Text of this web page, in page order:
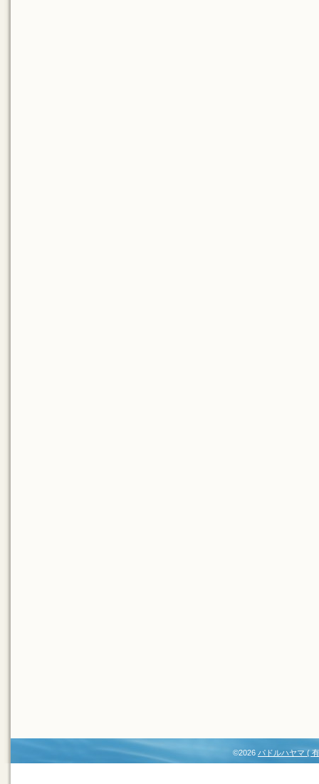
©2026 パドルハヤマ (